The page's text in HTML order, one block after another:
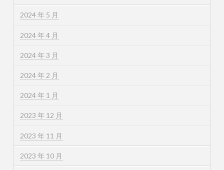
2024 年 5 月
2024 年 4 月
2024 年 3 月
2024 年 2 月
2024 年 1 月
2023 年 12 月
2023 年 11 月
2023 年 10 月